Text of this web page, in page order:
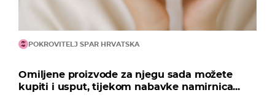
POKROVITELJ SPAR HRVATSKA
Omiljene proizvode za njegu sada možete
kupiti i usput, tijekom nabavke namirnica...